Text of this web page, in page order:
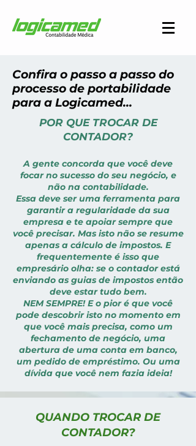
Confira o passo a passo do
processo de portabilidade
para a Logicamed...
POR QUE TROCAR DE
CONTADOR?
A gente concorda que você deve
focar no sucesso do seu negócio, e
não na contabilidade.
Essa deve ser uma ferramenta para
garantir a regularidade da sua
empresa e te apoiar sempre que
você precisar. Mas isto não se resume
apenas a cálculo de impostos. E
frequentemente é isso que
empresário olha: se o contador está
enviando as guias de impostos então
deve estar tudo bem.
NEM SEMPRE! E o pior é que você
pode descobrir isto no momento em
que você mais precisa, como um
fechamento de negócio, uma
abertura de uma conta em banco,
um pedido de empréstimo. Ou uma
dívida que você nem fazia ideia!
QUANDO TROCAR DE
CONTADOR?